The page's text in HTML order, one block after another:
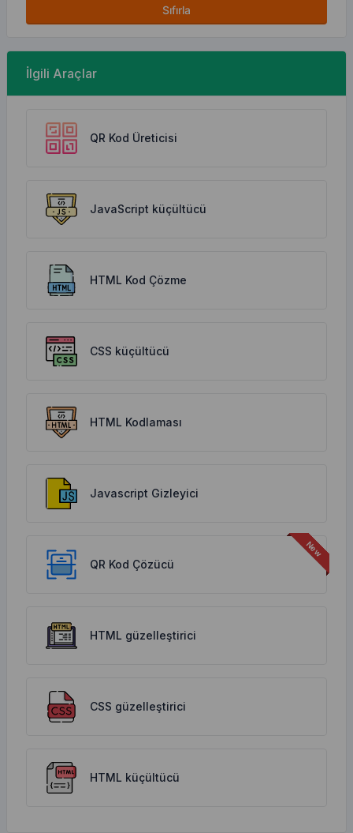
Sıfırla
İlgili Araçlar
QR Kod Üreticisi
JavaScript küçültücü
HTML Kod Çözme
CSS küçültücü
HTML Kodlaması
Javascript Gizleyici
QR Kod Çözücü
HTML güzelleştirici
CSS güzelleştirici
HTML küçültücü